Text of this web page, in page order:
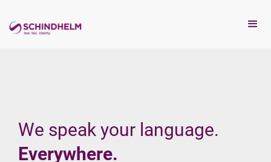
We speak your language.
Everywhere.